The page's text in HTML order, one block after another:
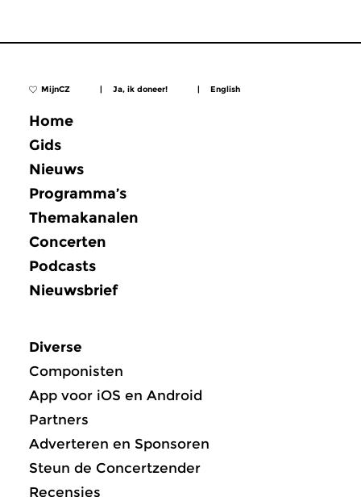
MijnCZ | Ja, ik doneer! | English
Home
Gids
Nieuws
Programma’s
Themakanalen
Concerten
Podcasts
Nieuwsbrief
Diverse
Componisten
App voor iOS en Android
Partners
Adverteren en Sponsoren
Steun de Concertzender
Recensies